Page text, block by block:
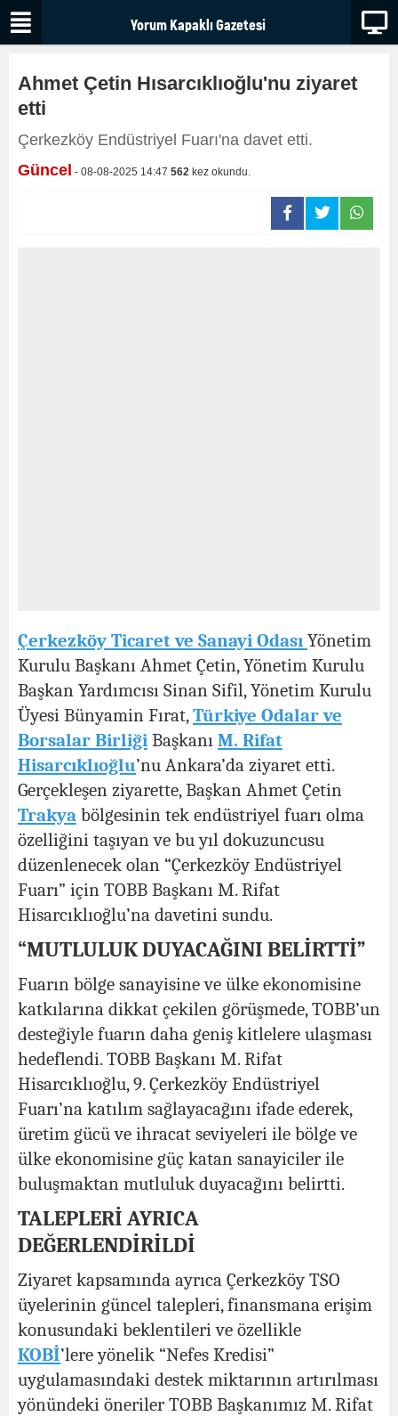
Ahmet Çetin Hısarcıklıoğlu'nu ziyaret
etti
Çerkezköy Endüstriyel Fuarı'na davet etti.
Güncel - 08-08-2025 14:47 562 kez okundu.
Çerkezköy Ticaret ve Sanayi Odası Yönetim
Kurulu Başkanı Ahmet Çetin, Yönetim Kurulu
Başkan Yardımcısı Sinan Sifil, Yönetim Kurulu
Üyesi Bünyamin Fırat,Türkiye Odalar ve
Borsalar Birliği Başkanı M. Rifat
Hisarcıklıoğlu’nu Ankara’da ziyaret etti.
Gerçekleşen ziyarette, Başkan Ahmet Çetin
Trakya bölgesinin tek endüstriyel fuarı olma
özelliğini taşıyan ve bu yıl dokuzuncusu
düzenlenecek olan “Çerkezköy Endüstriyel
Fuarı” için TOBB Başkanı M. Rifat
Hisarcıklıoğlu’na davetini sundu.
“MUTLULUK DUYACAĞINI BELİRTTİ”
Fuarın bölge sanayisine ve ülke ekonomisine
katkılarına dikkat çekilen görüşmede, TOBB’un
desteğiyle fuarın daha geniş kitlelere ulaşması
hedeflendi. TOBB Başkanı M. Rifat
Hisarcıklıoğlu, 9. Çerkezköy Endüstriyel
Fuarı’na katılım sağlayacağını ifade ederek,
üretim gücü ve ihracat seviyeleri ile bölge ve
ülke ekonomisine güç katan sanayiciler ile
buluşmaktan mutluluk duyacağını belirtti.
TALEPLERİ AYRICA
DEĞERLENDİRİLDİ
Ziyaret kapsamında ayrıca Çerkezköy TSO
üyelerinin güncel talepleri, finansmana erişim
konusundaki beklentileri ve özellikle
KOBİ’lere yönelik “Nefes Kredisi”
uygulamasındaki destek miktarının artırılması
yönündeki öneriler TOBB Başkanımız M. Rifat